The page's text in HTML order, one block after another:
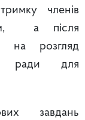
членів
а після
на розгляд
ради для
завдань